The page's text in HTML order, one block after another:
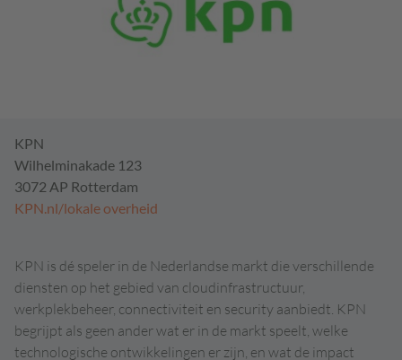
KPN
Wilhelminakade 123
3072 AP Rotterdam
KPN.nl/lokale overheid
KPN is dé speler in de Nederlandse markt die verschillende
diensten op het gebied van cloudinfrastructuur,
werkplekbeheer, connectiviteit en security aanbiedt. KPN
begrijpt als geen ander wat er in de markt speelt, welke
technologische ontwikkelingen er zijn, en wat de impact